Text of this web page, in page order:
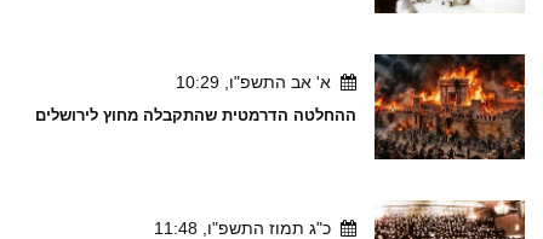
א' אב התשפ"ו, 10:29
ההחלטה הדרמטית שהתקבלה מחוץ לירושלים
כ"ג תמוז התשפ"ו, 11:48